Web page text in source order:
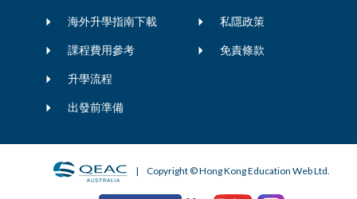
海外升學指南下載
課程費用參考
升學流程
出發前準備
私隱政策
免責條款
| Copyright © Hong Kong Education Web Ltd.